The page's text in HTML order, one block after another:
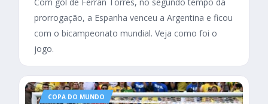
prorrogação, a Espanha venceu a Argentina e ficou
com o bicampeonato mundial. Veja como foi o
jogo.
COPA DO MUNDO